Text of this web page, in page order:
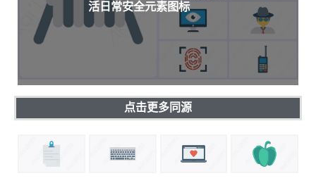
活日常安全元素图标
点击更多同源